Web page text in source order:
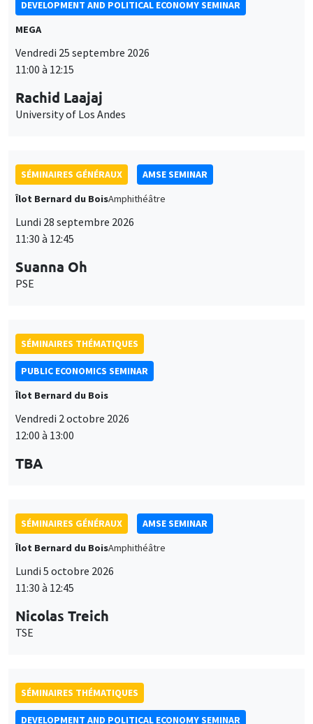
DEVELOPMENT AND POLITICAL ECONOMY SEMINAR
MEGA
Vendredi 25 septembre 2026
11:00 à 12:15
Rachid Laajaj
University of Los Andes
SÉMINAIRES GÉNÉRAUX
AMSE SEMINAR
Îlot Bernard du BoisAmphithéâtre
Lundi 28 septembre 2026
11:30 à 12:45
Suanna Oh
PSE
SÉMINAIRES THÉMATIQUES
PUBLIC ECONOMICS SEMINAR
Îlot Bernard du Bois
Vendredi 2 octobre 2026
12:00 à 13:00
TBA
SÉMINAIRES GÉNÉRAUX
AMSE SEMINAR
Îlot Bernard du BoisAmphithéâtre
Lundi 5 octobre 2026
11:30 à 12:45
Nicolas Treich
TSE
SÉMINAIRES THÉMATIQUES
DEVELOPMENT AND POLITICAL ECONOMY SEMINAR